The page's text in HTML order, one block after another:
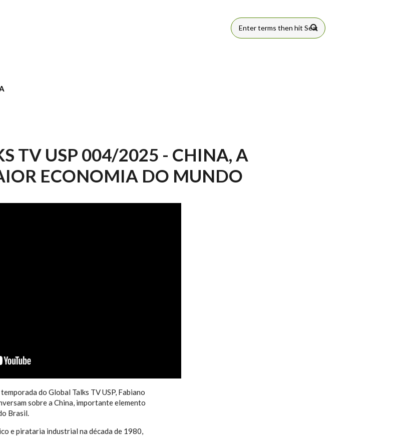
FORMULÁRIO
TV USP 004/2025 - CHINA, A
ECONOMIA DO MUNDO
do Global Talks TV USP, Fabiano
sobre a China, importante elemento
Brasil.
e pirataria industrial na década de 1980,